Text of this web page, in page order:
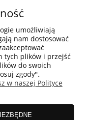
umożliwiają
nam dostosować
tych plików i przejść
do swoich
zgody".
w naszej Polityce